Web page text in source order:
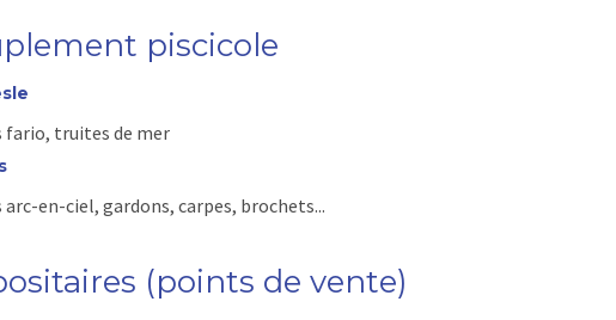
piscicole
fario, truites de mer
arc-en-ciel, gardons, carpes, brochets...
(points de vente)